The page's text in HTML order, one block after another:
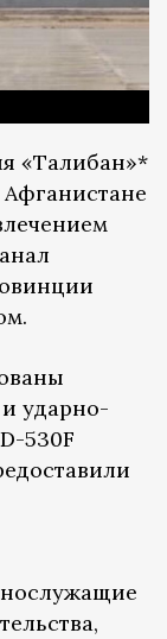
«Талибан»*
Афганистане
ударно-
530F